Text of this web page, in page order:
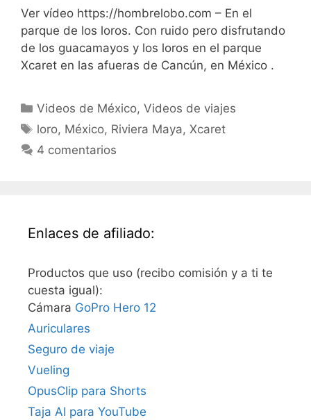
Ver vídeo https://hombrelobo.com – En el
parque de los loros. Con ruido pero disfrutando
de los guacamayos y los loros en el parque
Xcaret en las afueras de Cancún, en México .
Categorías
Videos de México,Videos de viajes
Etiquetas
loro, México, Riviera Maya,Xcaret
4 comentarios
Enlaces de afiliado:
Productos que uso (recibo comisión y a ti te
cuesta igual):
Cámara GoPro Hero 12
Auriculares
Seguro de viaje
Vueling
OpusClip para Shorts
Taja AI para YouTube